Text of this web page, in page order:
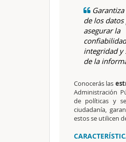
Garantiza
de los datos
asegurar la
integridad y
de la
Conocerás las
Administración
de políticas y
ciudadanía,
estos se utilicen